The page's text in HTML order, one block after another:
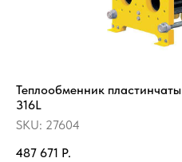
Теплообменник
316L
SKU: 27604
487 671 Р.